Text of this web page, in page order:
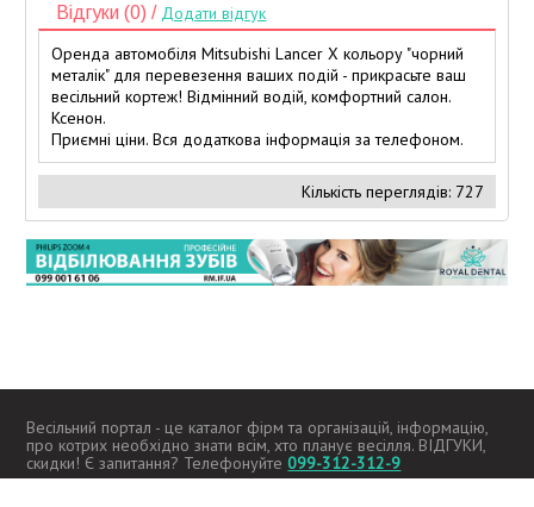
Відгуки (0) / Додати відгук
Оренда автомобіля Mitsubishi Lancer X кольору "чорний
металік" для перевезення ваших подій - прикрасьте ваш
весільний кортеж! Відмінний водій, комфортний салон.
Ксенон.
Приємні ціни. Вся додаткова інформація за телефоном.
Кількість переглядів: 727
Весільний портал - це каталог фірм та організацій, інформацію,
про котрих необхідно знати всім, хто планує весілля. ВІДГУКИ,
скидки! Є запитання? Телефонуйте099-312-312-9